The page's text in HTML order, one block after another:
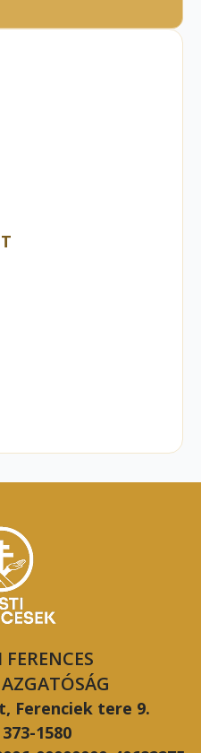
Ferenciek tere 9.
1580